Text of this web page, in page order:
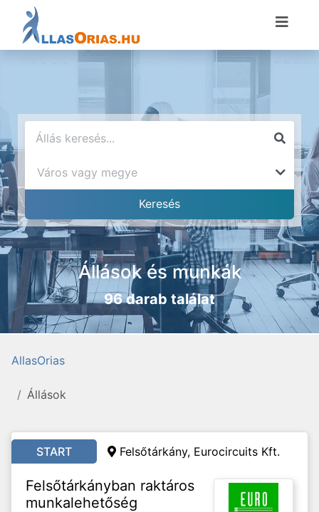
Állások és munkák
96 darab találat
AllasOrias
Állások
START Felsőtárkány, Eurocircuits Kft.
Felsőtárkányban raktáros
munkalehetőség